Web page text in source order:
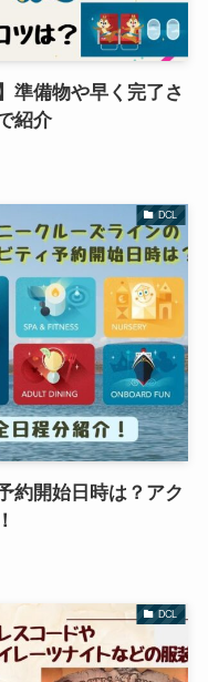
準備物や早く完了さ
紹介
DCL
約開始日時は？アク
DCL